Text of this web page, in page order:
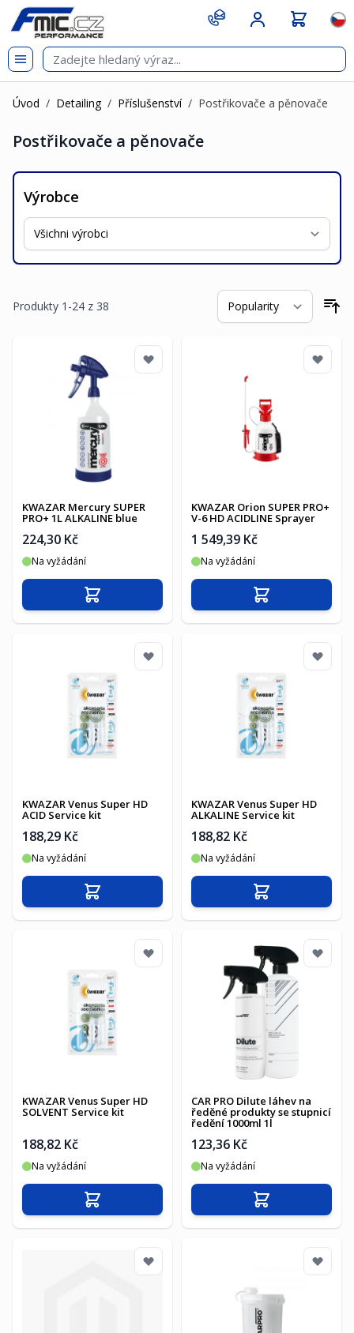
Přejít na obsah
git s
Úvod / Detailing / Příslušenství / Postřikovače a pěnovače
Postřikovače a pěnovače
Výrobce
Produkty 1 -24 z 38
KWAZAR Mercury SUPER
PRO+ 1L ALKALINE blue
224,30 Kč
Na vyžádání
Přidat do košíku
KWAZAR Orion SUPER PRO+
V-6 HD ACIDLINE Sprayer
1 549,39 Kč
Na vyžádání
Přidat do košíku
KWAZAR Venus Super HD
ACID Service kit
188,29 Kč
Na vyžádání
Přidat do košíku
KWAZAR Venus Super HD
ALKALINE Service kit
188,82 Kč
Na vyžádání
Přidat do košíku
KWAZAR Venus Super HD
SOLVENT Service kit
188,82 Kč
Na vyžádání
Přidat do košíku
CAR PRO Dilute láhev na
ředěné produkty se stupnicí
ředění 1000ml 1l
123,36 Kč
Na vyžádání
Přidat do košíku